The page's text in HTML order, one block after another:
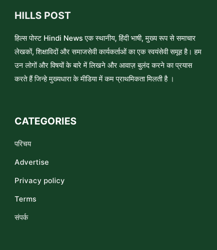
HILLS POST
हिल्स पोस्ट Hindi News एक स्थानीय, हिंदी भाषी, मुख्य रूप से समाचार
लेखकों, शिक्षाविदों और समाजसेवी कार्यकर्ताओं का एक स्वयंसेवी समूह है। हम
उन लोगों और विषयों के बारे में लिखने और आवाज़ बुलंद करने का प्रयास
करते हैं जिन्हे मुख्यधारा के मीडिया में कम प्राथमिकता मिलती है ।
CATEGORIES
परिचय
Advertise
Privacy policy
Terms
संपर्क